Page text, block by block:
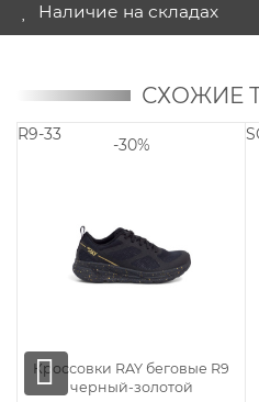
Наличие на складах
СХОЖИЕ
R9-33
-30%
Кроссовки RAY беговые R9
черный-золотой